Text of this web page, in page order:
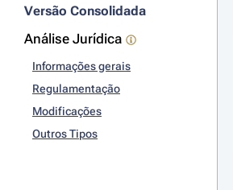
Versão Consolidada
Análise Jurídica
Informações gerais
Regulamentação
Modificações
Outros Tipos